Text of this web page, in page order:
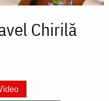
Chirilă